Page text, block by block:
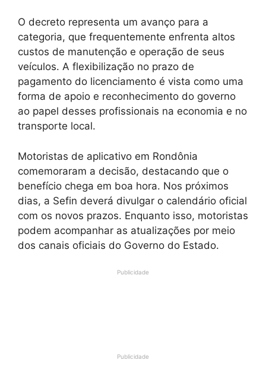
O decreto representa um avanço para a
categoria, que frequentemente enfrenta altos
custos de manutenção e operação de seus
veículos. A flexibilização no prazo de
pagamento do licenciamento é vista como uma
forma de apoio e reconhecimento do governo
ao papel desses profissionais na economia e no
transporte local.
Motoristas de aplicativo em Rondônia
comemoraram a decisão, destacando que o
benefício chega em boa hora. Nos próximos
dias, a Sefin deverá divulgar o calendário oficial
com os novos prazos. Enquanto isso, motoristas
podem acompanhar as atualizações por meio
dos canais oficiais do Governo do Estado.
Publicidade
Publicidade